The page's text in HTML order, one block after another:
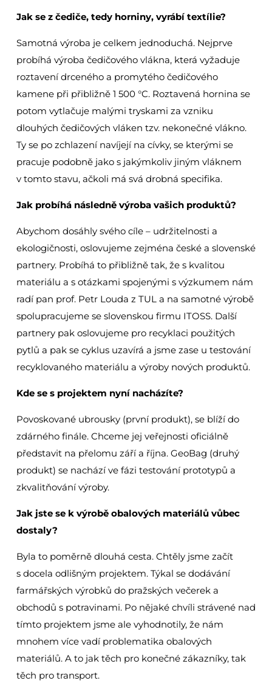
Jak se z čediče, tedy horniny, vyrábí textílie?
Samotná výroba je celkem jednoduchá. Nejprve
probíhá výroba čedičového vlákna, která vyžaduje
roztavení drceného a promytého čedičového
kamene při přibližně 1 500 °C. Roztavená hornina se
potom vytlačuje malými tryskami za vzniku
dlouhých čedičových vláken tzv. nekonečné vlákno.
Ty se po zchlazení navíjejí na cívky, se kterými se
pracuje podobně jako s jakýmkoliv jiným vláknem
v tomto stavu, ačkoli má svá drobná specifika.
Jak probíhá následně výroba vašich produktů?
Abychom dosáhly svého cíle – udržitelnosti a
ekologičnosti, oslovujeme zejména české a slovenské
partnery. Probíhá to přibližně tak, že s kvalitou
materiálu a s otázkami spojenými s výzkumem nám
radí pan prof. Petr Louda z TUL a na samotné výrobě
spolupracujeme se slovenskou firmu ITOSS. Další
partnery pak oslovujeme pro recyklaci použitých
pytlů a pak se cyklus uzavírá a jsme zase u testování
recyklovaného materiálu a výroby nových produktů.
Kde se s projektem nyní nacházíte?
Povoskované ubrousky (první produkt), se blíží do
zdárného finále. Chceme jej veřejnosti oficiálně
představit na přelomu září a října. GeoBag (druhý
produkt) se nachází ve fázi testování prototypů a
zkvalitňování výroby.
Jak jste se k výrobě obalových materiálů vůbec
dostaly?
Byla to poměrně dlouhá cesta. Chtěly jsme začít
s docela odlišným projektem. Týkal se dodávání
farmářských výrobků do pražských večerek a
obchodů s potravinami. Po nějaké chvíli strávené nad
tímto projektem jsme ale vyhodnotily, že nám
mnohem více vadí problematika obalových
materiálů. A to jak těch pro konečné zákazníky, tak
těch pro transport.